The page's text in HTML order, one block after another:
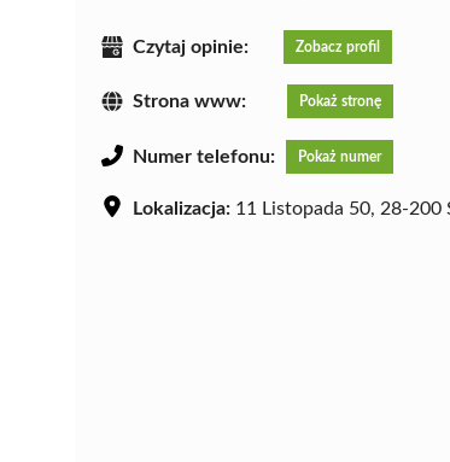
Czytaj opinie: Zobacz profil
Strona www: Pokaż stronę
Numer telefonu: Pokaż numer
Lokalizacja: 11 Listopada 50, 28-200